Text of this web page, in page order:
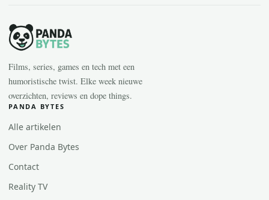
Films, series, games en tech met een
humoristische twist. Elke week nieuwe
overzichten, reviews en dope things.
PANDA BYTES
Alle artikelen
Over Panda Bytes
Contact
Reality TV